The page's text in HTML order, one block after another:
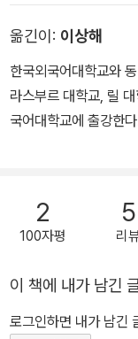
르비아-크로아티아까
리스어로까지 번역된
관에나 꽂혀 있었다.
자신의 악마에게 떠밀
신의 항구로 돌아온
로, 머릿속에는 아름
와 여행' 중에서
2년 앵테랄리에 상을,
수상하며 작가로서의 재능을 인정
전기 부문이다. 첫 전
즈 전기 부문 대상을,
베르니에 상을 수상
자대상과 <마담 피가
옮긴이: 이상해
한국외국어대학교와
라스부르 대학교, 릴
국어대학교에 출강한
심장을 쳐라』, 『추남,
른 수염』, 『머큐리』,
섬의 가능성』, 델핀 쿨
르주 심농의 『라 프로비
속』, 『창가의 그림자』,
2
100자평
5
리
이 책에 내가 남긴
로그인하면 내가 남긴